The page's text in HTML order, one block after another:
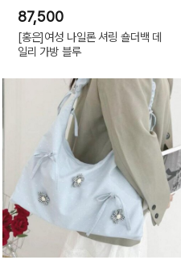
87,500
[홍은]여성 나일론 셔링 숄더백 데
일리 가방 블루